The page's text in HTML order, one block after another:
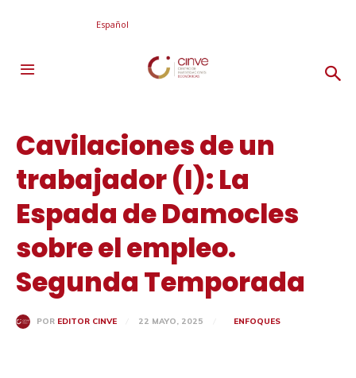
Español
Cavilaciones de un
trabajador (I): La
Espada de Damocles
sobre el empleo.
Segunda Temporada
POR EDITOR CINVE 22 MAYO, 2025 ENFOQUES